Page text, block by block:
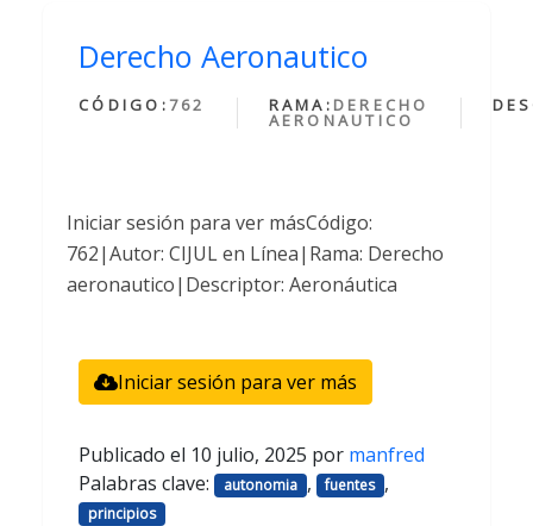
Derecho Aeronautico
CÓDIGO: 762 RAMA: DERECHO
AERONAUTICO
Iniciar sesión para ver másCódigo:
762|Autor: CIJUL en Línea|Rama: Derecho
aeronautico|Descriptor: Aeronáutica
Iniciar sesión para ver más
Publicado el 10 julio, 2025 por manfred
Palabras clave:
autonomia , fuentes ,
principios